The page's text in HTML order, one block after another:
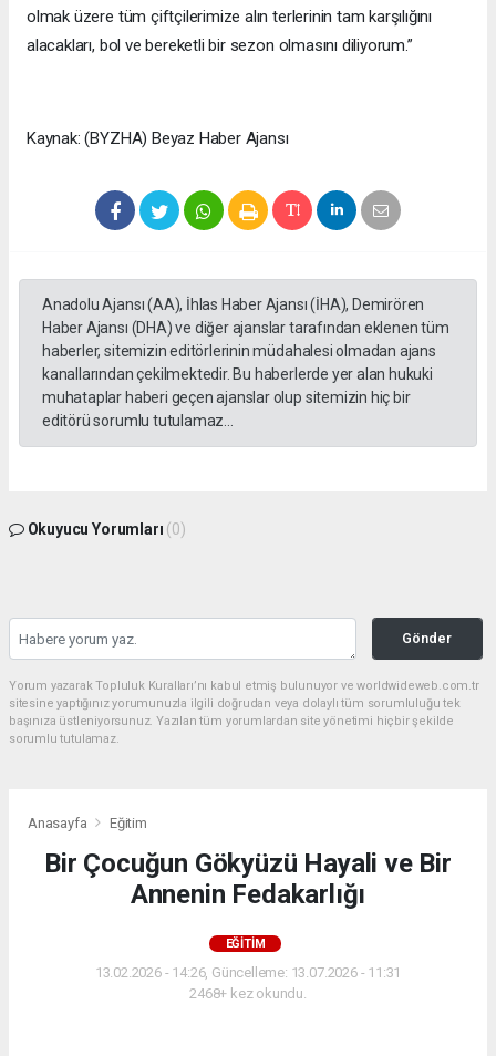
olmak üzere tüm çiftçilerimize alın terlerinin tam karşılığını
alacakları, bol ve bereketli bir sezon olmasını diliyorum.”
Kaynak: (BYZHA) Beyaz Haber Ajansı
Anadolu Ajansı (AA), İhlas Haber Ajansı (İHA), Demirören
Haber Ajansı (DHA) ve diğer ajanslar tarafından eklenen tüm
haberler, sitemizin editörlerinin müdahalesi olmadan ajans
kanallarından çekilmektedir. Bu haberlerde yer alan hukuki
muhataplar haberi geçen ajanslar olup sitemizin hiç bir
editörü sorumlu tutulamaz...
Okuyucu Yorumları (0)
Gönder
Yorum yazarak Topluluk Kuralları’nı kabul etmiş bulunuyor ve worldwideweb.com.tr
sitesine yaptığınız yorumunuzla ilgili doğrudan veya dolaylı tüm sorumluluğu tek
başınıza üstleniyorsunuz. Yazılan tüm yorumlardan site yönetimi hiçbir şekilde
sorumlu tutulamaz.
Anasayfa Eğitim
Bir Çocuğun Gökyüzü Hayali ve Bir
Annenin Fedakarlığı
EĞITIM
13.02.2026 - 14:26, Güncelleme: 13.07.2026 - 11:31
2468+ kez okundu.